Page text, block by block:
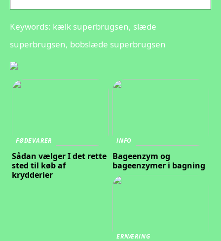
Keywords: kælk superbrugsen, slæde
superbrugsen, bobslæde superbrugsen
FØDEVARER
Sådan vælger I det rette
sted til køb af
krydderier
INFO
Bageenzym og
bageenzymer i bagning
ERNÆRING